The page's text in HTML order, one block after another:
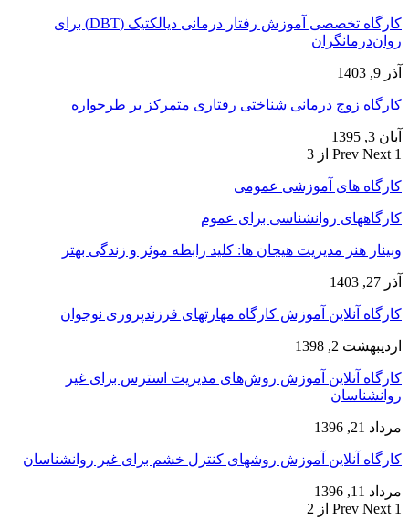
کارگاه تخصصی آموزش رفتار درمانی دیالکتیک (DBT) برای
روان‌درمانگران
آذر 9, 1403
کارگاه زوج‌ درمانی شناختی رفتاری متمرکز بر طرحواره
آبان 3, 1395
Prev Next 1 از 3
کارگاه های آموزشی عمومی
کارگاههای روانشناسی برای عموم
وبینار هنر مدیریت هیجان ها: کلید رابطه موثر و زندگی بهتر
آذر 27, 1403
کارگاه آنلاین آموزش کارگاه مهارتهای فرزندپروری نوجوان
اردیبهشت 2, 1398
کارگاه آنلاین آموزش روش‌های مدیریت استرس برای غیر
روانشناسان
مرداد 21, 1396
کارگاه آنلاین آموزش روشهای کنترل خشم برای غیر روانشناسان
مرداد 11, 1396
Prev Next 1 از 2